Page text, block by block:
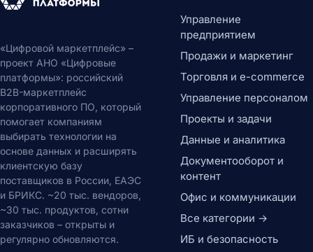
«Цифровой маркетплейс» –
проект АНО «Цифровые
платформы»: российский
B2B-маркетплейс
корпоративного ПО, который
помогает компаниям
выбирать технологии на
основе данных и расширять
клиентскую базу
поставщиков в России, ЕАЭС
и БРИКС. ~20 тыс. вендоров,
~30 тыс. продуктов, сотни
заказчиков – открыты и
регулярно обновляются.
Управление
предприятием
Продажи и маркетинг
Торговля и e-commerce
Управление персоналом
Проекты и задачи
Данные и аналитика
Документооборот и
контент
Офис и коммуникации
Все категории →
ИБ и безопасность